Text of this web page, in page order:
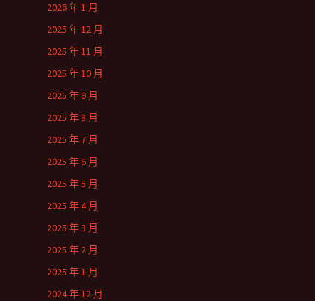
2026 年 1 月
2025 年 12 月
2025 年 11 月
2025 年 10 月
2025 年 9 月
2025 年 8 月
2025 年 7 月
2025 年 6 月
2025 年 5 月
2025 年 4 月
2025 年 3 月
2025 年 2 月
2025 年 1 月
2024 年 12 月